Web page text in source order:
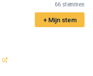
66 stemmen
+ Mijn stem